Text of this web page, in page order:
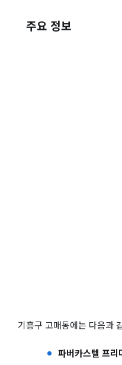
주요 정보
기흥구 고매동에는 다음과
파버카스텔 프리